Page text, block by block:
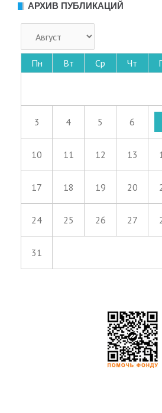
АРХИВ ПУБЛИКАЦИЙ
Пн Вт Ср Чт
3 4 5 6
10 11 12 13
17 18 19 20
24 25 26 27
31